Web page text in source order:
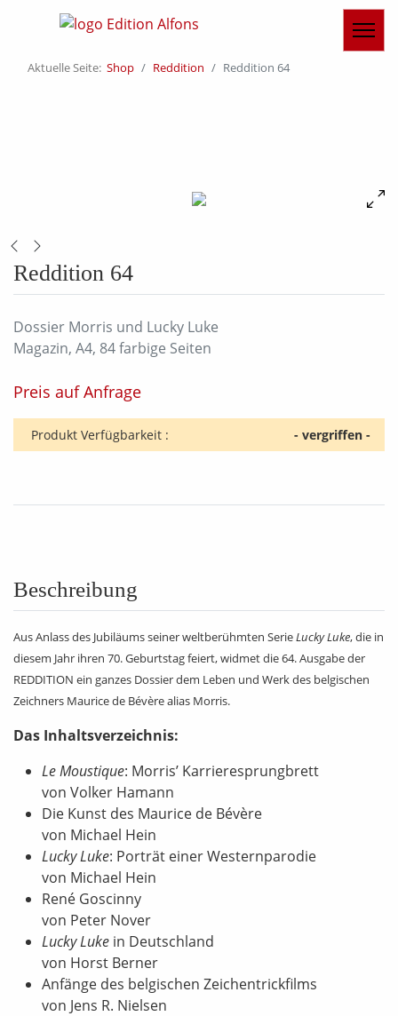
Aktuelle Seite: Shop Reddition Reddition 64
Reddition 64
Dossier Morris und Lucky Luke
Magazin, A4, 84 farbige Seiten
Preis auf Anfrage
Produkt Verfügbarkeit : - vergriffen -
Beschreibung
Aus Anlass des Jubiläums seiner weltberühmten SerieLucky Luke, die in
diesem Jahr ihren 70. Geburtstag feiert, widmet die 64. Ausgabe der
REDDITION ein ganzes Dossier dem Leben und Werk des belgischen
Zeichners Maurice de Bévère alias Morris.
Das Inhaltsverzeichnis:
Le Moustique: Morris’ Karrieresprungbrett
von Volker Hamann
Die Kunst des Maurice de Bévère
von Michael Hein
Lucky Luke: Porträt einer Westernparodie
von Michael Hein
René Goscinny
von Peter Nover
Lucky Luke in Deutschland
von Horst Berner
Anfänge des belgischen Zeichentrickfilms
von Jens R. Nielsen